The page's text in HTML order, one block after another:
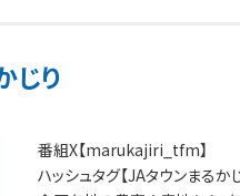
じり
番組X【marukajiri_tfm】
ハッシュタグ【JAタウンまるか